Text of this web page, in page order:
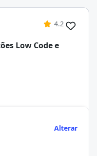
4.2
Low Code e
Alterar